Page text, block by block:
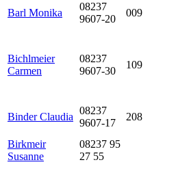
Barl Monika
08237
9607-20
009
Bichlmeier
Carmen
08237
9607-30
109
Binder Claudia
08237
9607-17
208
Birkmeir
Susanne
08237 95
27 55